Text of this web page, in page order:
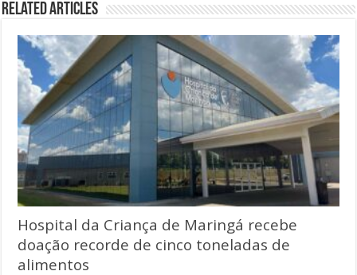
Related Articles
Hospital da Criança de Maringá recebe
doação recorde de cinco toneladas de
alimentos